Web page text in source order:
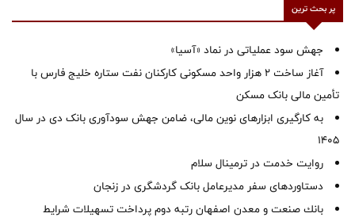
پر بحث ترین
جهش سود عملیاتی در نماد «آسیا»
آغاز ساخت ۲ هزار واحد مسکونی کارکنان نفت ستاره خلیج فارس با
تأمین مالی بانک مسکن
به کارگیری ابزارهای نوین مالی، ضامن جهش سودآوری بانک دی در سال
1405
روایت خدمت در ترمینال سلام
دستاوردهای سفر مدیرعامل بانک گردشگری در زنجان
بانك صنعت و معدن اصفهان رتبه دوم پرداخت تسهیلات شرایط